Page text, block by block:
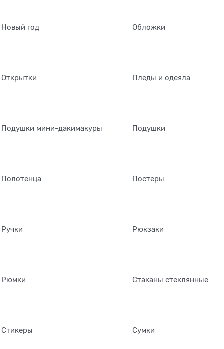
Новый год Обложки
Открытки Пледы и одеяла
Подушки мини-дакимакуры Подушки
Полотенца Постеры
Ручки Рюкзаки
Рюмки Стаканы стеклянные
Стикеры Сумки